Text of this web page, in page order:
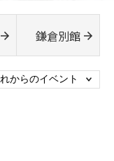
鎌倉別館